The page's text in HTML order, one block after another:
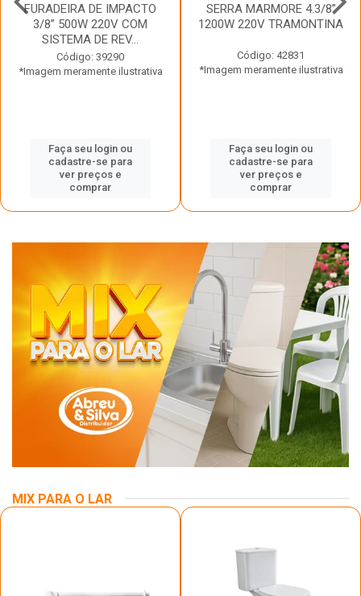
FURADEIRA DE IMPACTO
3/8” 500W 220V COM
SISTEMA DE REV...
Código: 39290
*Imagem meramente ilustrativa
Faça seu login ou
cadastre-se para
ver preços e
comprar
SERRA MARMORE 4.3/8”
1200W 220V TRAMONTINA
Código: 42831
*Imagem meramente ilustrativa
Faça seu login ou
cadastre-se para
ver preços e
comprar
MIX PARA O LAR